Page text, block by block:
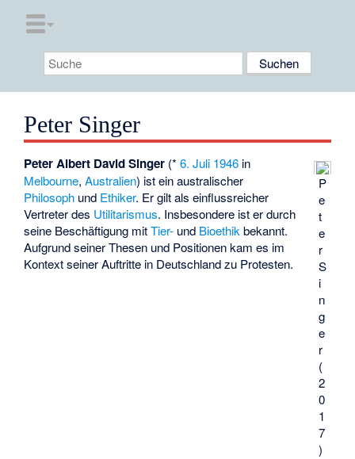
Peter Singer
P
e
t
e
r
S
i
n
g
e
r
(
2
0
1
7
)
Peter Albert David Singer (*6. Juli 1946 in
Melbourne,Australien) ist ein australischer
Philosoph und Ethiker. Er gilt als einflussreicher
Vertreter des Utilitarismus. Insbesondere ist er durch
seine Beschäftigung mitTier- und Bioethikbekannt.
Aufgrund seiner Thesen und Positionen kam es im
Kontext seiner Auftritte in Deutschland zu Protesten.